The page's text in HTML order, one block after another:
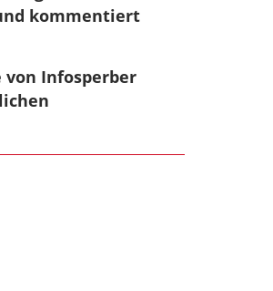
kommentiert
von Infosperber